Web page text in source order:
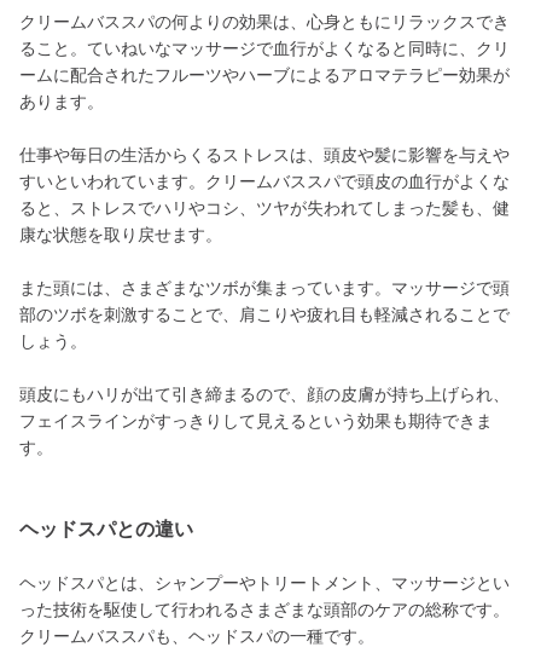
クリームバススパの何よりの効果は、心身ともにリラックスでき
ること。ていねいなマッサージで血行がよくなると同時に、クリ
ームに配合されたフルーツやハーブによるアロマテラピー効果が
あります。
仕事や毎日の生活からくるストレスは、頭皮や髪に影響を与えや
すいといわれています。クリームバススパで頭皮の血行がよくな
ると、ストレスでハリやコシ、ツヤが失われてしまった髪も、健
康な状態を取り戻せます。
また頭には、さまざまなツボが集まっています。マッサージで頭
部のツボを刺激することで、肩こりや疲れ目も軽減されることで
しょう。
頭皮にもハリが出て引き締まるので、顔の皮膚が持ち上げられ、
フェイスラインがすっきりして見えるという効果も期待できま
す。
ヘッドスパとの違い
ヘッドスパとは、シャンプーやトリートメント、マッサージとい
った技術を駆使して行われるさまざまな頭部のケアの総称です。
クリームバススパも、ヘッドスパの一種です。